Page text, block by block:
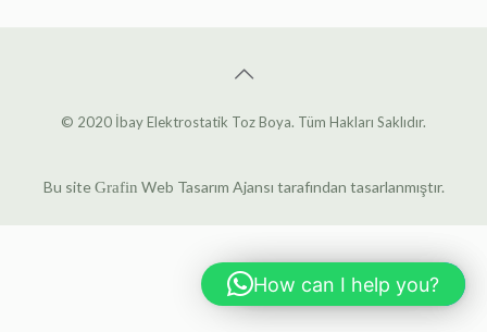
© 2020 İbay Elektrostatik Toz Boya. Tüm Hakları Saklıdır.
Bu siteGrafin Web Tasarım Ajansı tarafından tasarlanmıştır.
Hi! How can I help you?
How can I help you?